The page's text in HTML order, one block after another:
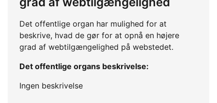
Det offentlige organ har mulighed for at
beskrive, hvad de gør for at opnå en højere
grad af webtilgængelighed på webstedet.
Det offentlige organs beskrivelse:
Ingen beskrivelse